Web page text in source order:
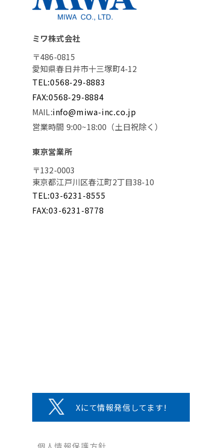
ミワ株式会社
〒486-0815
愛知県春日井市十三塚町4-12
TEL:0568-29-8883
FAX:0568-29-8884
MAIL:info@miwa-inc.co.jp
営業時間 9:00~18:00（土日祝除く）
東京営業所
〒132-0003
東京都江戸川区春江町2丁目38-10
TEL:03-6231-8555
FAX:03-6231-8778
Xにて情報発信してます!